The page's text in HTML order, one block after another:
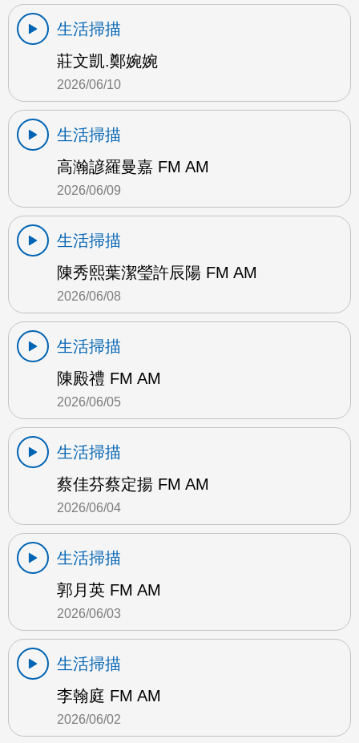
生活掃描
莊文凱.鄭婉婉
2026/06/10
生活掃描
高瀚諺羅曼嘉 FM AM
2026/06/09
生活掃描
陳秀熙葉潔瑩許辰陽 FM AM
2026/06/08
生活掃描
陳殿禮 FM AM
2026/06/05
生活掃描
蔡佳芬蔡定揚 FM AM
2026/06/04
生活掃描
郭月英 FM AM
2026/06/03
生活掃描
李翰庭 FM AM
2026/06/02